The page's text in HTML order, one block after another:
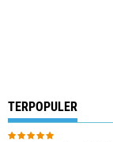
TERPOPULER